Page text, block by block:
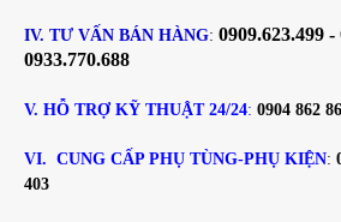
IV. TƯ VẤN BÁN HÀNG: 0909.623.499 -
0933.770.688
V. HỖ TRỢ KỸ THUẬT 24/24: 0904 862
VI. CUNG CẤP PHỤ TÙNG-PHỤ KIỆN:
403